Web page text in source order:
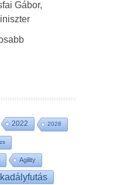
Gábor,
2022 2028
Agility